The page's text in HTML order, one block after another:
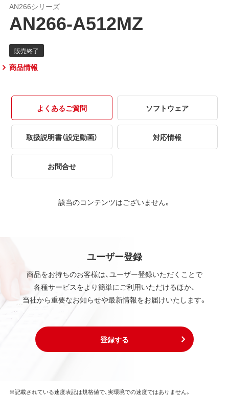
AN266シリーズ
AN266-A512MZ
商品情報
よくあるご質問 ソフトウェア
取扱説明書（設定動画） 対応情報
お問合せ
該当のコンテンツはございません。
ユーザー登録
商品をお持ちのお客様は、ユーザー登録いただくことで
各種サービスをより簡単にご利用いただけるほか、
当社から重要なお知らせや最新情報をお届けいたします。
登録する
※記載されている速度表記は規格値で、実環境での速度ではありません。